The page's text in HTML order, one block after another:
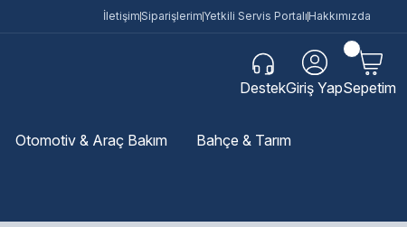
İletişimSiparişlerim Yetkili Servis Portalı Hakkımızda
DestekGiriş YapSepetim
Otomotiv & Araç Bakım Bahçe & Tarım